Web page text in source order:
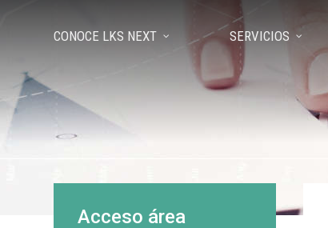
CONOCE LKS NEXT SERVICIOS
Acceso área